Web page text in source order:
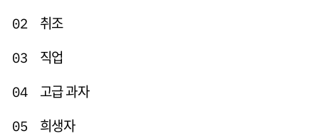
02 취조
03 직업
04 고급 과자
05 희생자